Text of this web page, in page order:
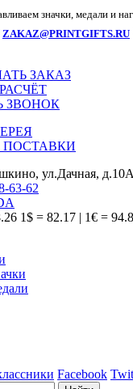
значки, медали и
ZAKAZ@PRINTGIFTS.RU
ЗАКАЗ
ЗВОНОК
ПОСТАВКИ
ул.Дачная,
63-62
1$ = 82.17 | 1€ =
Facebook